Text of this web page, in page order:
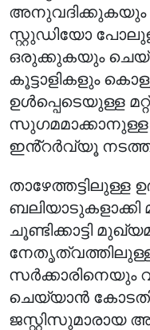
അനുവദിക്കുകയും
സ്റ്റുഡിയോ
ഒരുക്കുകയും
കൂട്ടാളികളും
ഉൾപ്പെടെയുള്ള
ഇൻ്റർവ്യൂ
ബലിയാടുകളാക്കി
ചൂണ്ടിക്കാട്ടി
സർക്കാരിനെയും
ചെയ്യാൻ കോടതി
ജസ്റ്റിസുമാരായ